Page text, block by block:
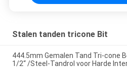
Stalen tanden tricone Bit
444.5mm Gemalen Tand Tri-cone
1/2“ /Steel-Tandrol voor Harde